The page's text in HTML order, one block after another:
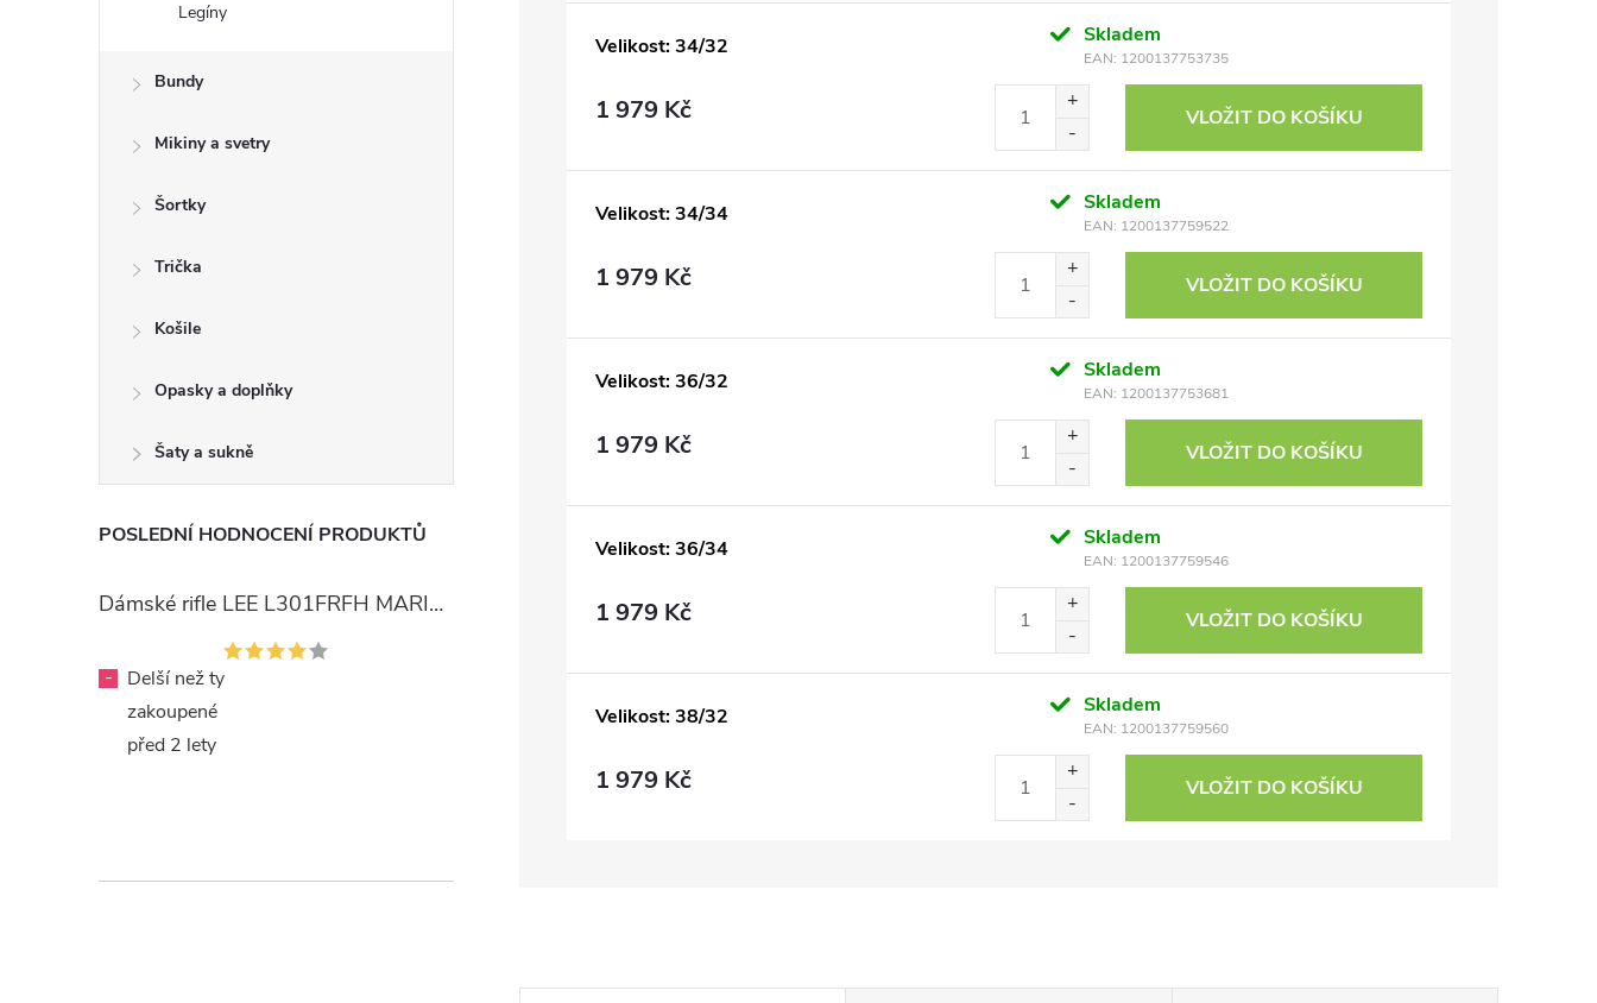
Legíny
Bundy
Mikiny a svetry
Šortky
Trička
Košile
Opasky a doplňky
Šaty a sukně
POSLEDNÍ HODNOCENÍ PRODUKTŮ
Dámské rifle LEE L301FRFH MARION STRAIGHT RINSE
-
Delší než ty
zakoupené
před 2 lety
Velikost: 34/32 Skladem
EAN: 1200137753735
1 979 Kč VLOŽIT DO KOŠÍKU
Velikost: 34/34 Skladem
EAN: 1200137759522
1 979 Kč VLOŽIT DO KOŠÍKU
Velikost: 36/32 Skladem
EAN: 1200137753681
1 979 Kč VLOŽIT DO KOŠÍKU
Velikost: 36/34 Skladem
EAN: 1200137759546
1 979 Kč VLOŽIT DO KOŠÍKU
Velikost: 38/32 Skladem
EAN: 1200137759560
1 979 Kč VLOŽIT DO KOŠÍKU